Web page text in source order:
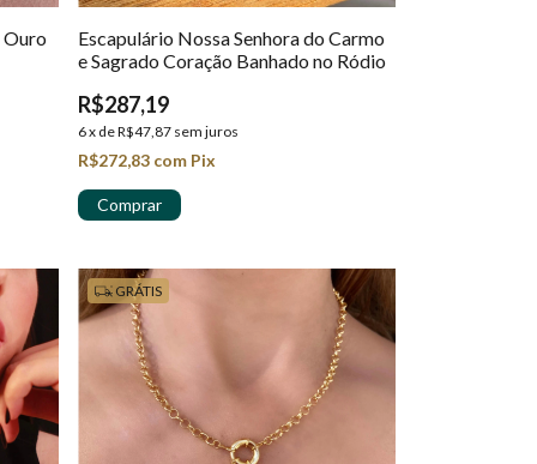
Ouro
Escapulário Nossa Senhora do Carmo
e Sagrado Coração Banhado no Ródio
R$287,19
6x deR$47,87 sem juros
R$272,83 com Pix
GRÁTIS